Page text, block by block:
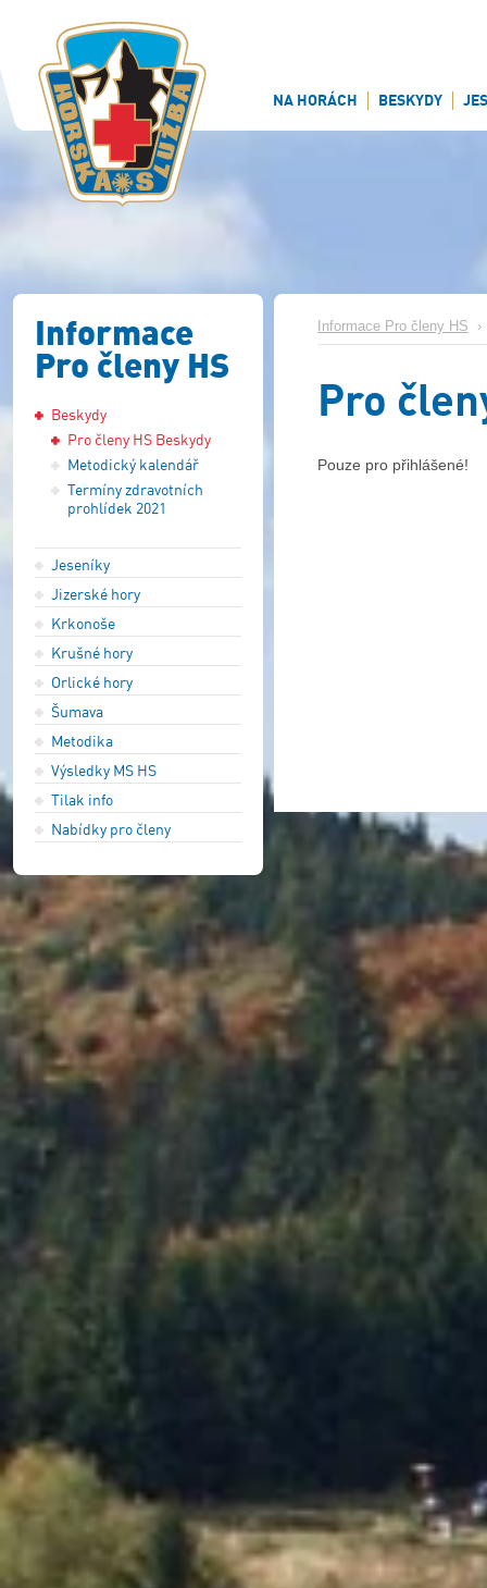
NA HORÁCH BESKYDY
Informace
Pro členy HS
Beskydy
Pro členy HS Beskydy
Metodický kalendář
Termíny zdravotních
prohlídek 2021
Jeseníky
Jizerské hory
Krkonoše
Krušné hory
Orlické hory
Šumava
Metodika
Výsledky MS HS
Tilak info
Nabídky pro členy
Informace Pro členy HS
Pro
Pouze pro přihlášené!